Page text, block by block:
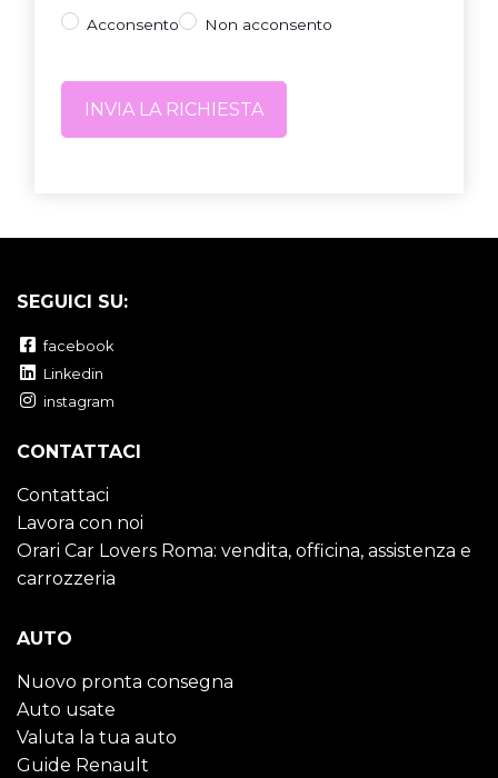
Acconsento Non acconsento
SEGUICI SU:
facebook
Linkedin
instagram
CONTATTACI
Contattaci
Lavora con noi
Orari Car Lovers Roma: vendita, officina, assistenza e
carrozzeria
AUTO
Nuovo pronta consegna
Auto usate
Valuta la tua auto
Guide Renault